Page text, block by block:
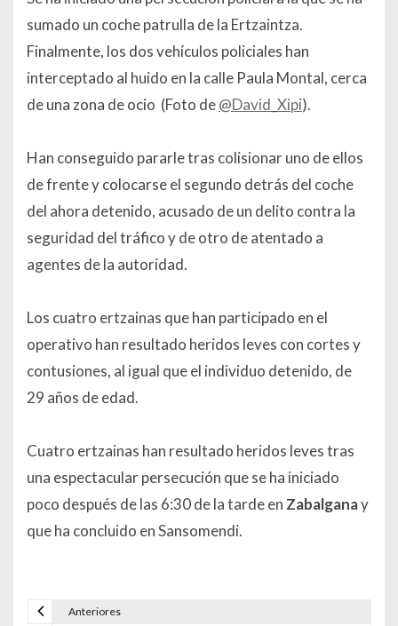
sumado un coche patrulla de la Ertzaintza.
Finalmente, los dos vehículos policiales han
interceptado al huido en la calle Paula Montal, cerca
de una zona de ocio (Foto de@David_Xipi).
Han conseguido pararle tras colisionar uno de ellos
de frente y colocarse el segundo detrás del coche
del ahora detenido, acusado de un delito contra la
seguridad del tráfico y de otro de atentado a
agentes de la autoridad.
Los cuatro ertzainas que han participado en el
operativo han resultado heridos leves con cortes y
contusiones, al igual que el individuo detenido, de
29 años de edad.
Cuatro ertzainas han resultado heridos leves tras
una espectacular persecución que se ha iniciado
poco después de las 6:30 de la tarde en Zabalganay
que ha concluido en Sansomendi.
Anteriores